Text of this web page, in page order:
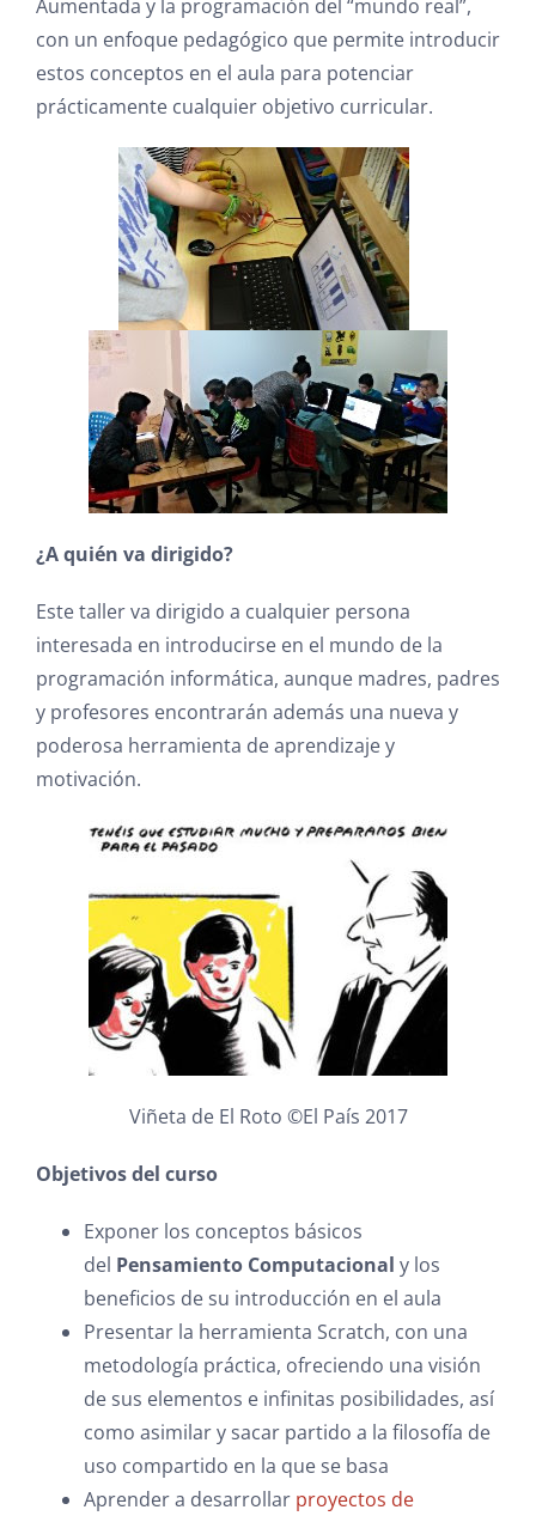
Aumentada y la programación del “mundo real”,
con un enfoque pedagógico que permite introducir
estos conceptos en el aula para potenciar
prácticamente cualquier objetivo curricular.
¿A quién va dirigido?
Este taller va dirigido a cualquier persona
interesada en introducirse en el mundo de la
programación informática, aunque madres, padres
y profesores encontrarán además una nueva y
poderosa herramienta de aprendizaje y
motivación.
Viñeta de El Roto ©El País 2017
Objetivos del curso
Exponer los conceptos básicos
del Pensamiento Computacional y los
beneficios de su introducción en el aula
Presentar la herramienta Scratch, con una
metodología práctica, ofreciendo una visión
de sus elementos e infinitas posibilidades, así
como asimilar y sacar partido a la filosofía de
uso compartido en la que se basa
Aprender a desarrollar proyectos de